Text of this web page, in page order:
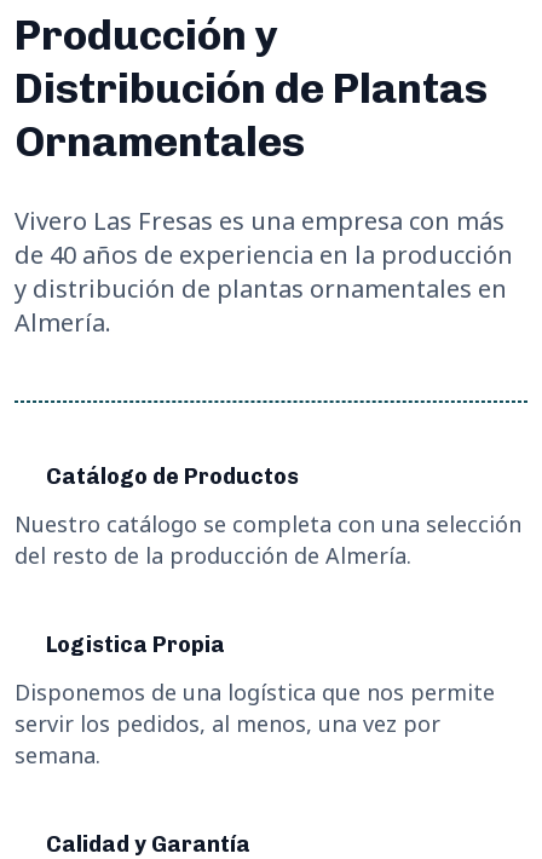
Producción y
Distribución de Plantas
Ornamentales
Vivero Las Fresas es una empresa con más
de 40 años de experiencia en la producción
y distribución de plantas ornamentales en
Almería.
Catálogo de Productos
Nuestro catálogo se completa con una selección
del resto de la producción de Almería.
Logistica Propia
Disponemos de una logística que nos permite
servir los pedidos, al menos, una vez por
semana.
Calidad y Garantía